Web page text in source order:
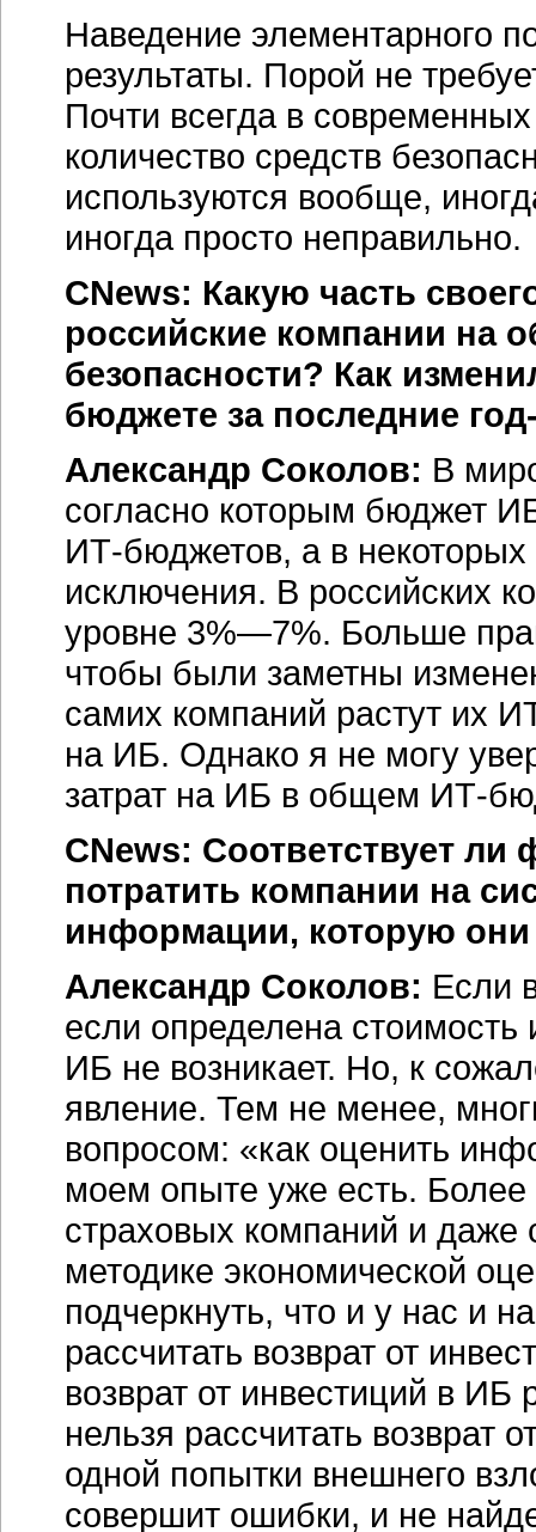
Наведение элементарного
результаты. Порой не
Почти всегда в
количество средств
используются вообще,
иногда просто неправильно.
CNews: Какую часть
российские компании на
безопасности? Как
бюджете за последние
Александр Соколов: В
согласно которым бюджет
ИТ-бюджетов, а в
исключения. В российских
уровне 3%—7%. Больше
чтобы были заметны
самих компаний растут их
на ИБ. Однако я не могу
затрат на ИБ в общем ИТ-
CNews: Соответствует
потратить компании на
информации, которую они
Александр Соколов: Если
если определена
ИБ не возникает. Но, к
явление. Тем не менее,
вопросом: «как оценить
моем опыте уже есть. Более
страховых компаний и даже
методике экономической
подчеркнуть, что и у нас и
рассчитать возврат от
возврат от инвестиций в ИБ
нельзя рассчитать возврат
одной попытки внешнего
совершит ошибки, и не